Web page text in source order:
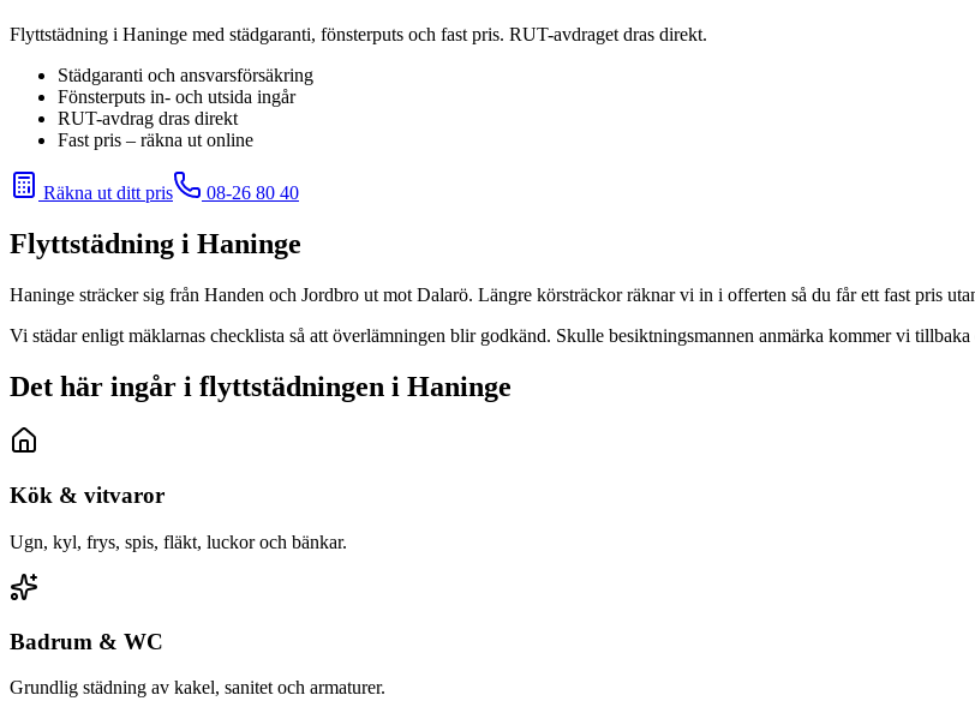
Flyttstädning i Haninge med städgaranti, fönsterputs och fast pris. RUT-avdraget dras direkt.
Städgaranti och ansvarsförsäkring
Fönsterputs in- och utsida ingår
RUT-avdrag dras direkt
Fast pris – räkna ut online
Räkna ut ditt pris 08-26 80 40
Flyttstädning i Haninge
Haninge sträcker sig från Handen och Jordbro ut mot Dalarö. Längre körsträckor räknar vi in i offerten så du får ett fast pris
Vi städar enligt mäklarnas checklista så att överlämningen blir godkänd. Skulle besiktningsmannen anmärka kommer vi tillbaka
Det här ingår i flyttstädningen i Haninge
Kök & vitvaror
Ugn, kyl, frys, spis, fläkt, luckor och bänkar.
Badrum & WC
Grundlig städning av kakel, sanitet och armaturer.